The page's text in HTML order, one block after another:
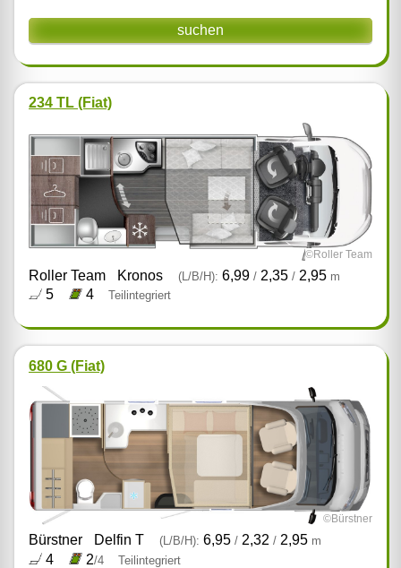
suchen
234 TL (Fiat)
©Roller Team
Roller Team Kronos (L/B/H): 6,99 /2,35 /2,95 m
5 4 Teilintegriert
680 G (Fiat)
©Bürstner
Bürstner Delfin T (L/B/H): 6,95 /2,32 /2,95 m
4 2/4 Teilintegriert